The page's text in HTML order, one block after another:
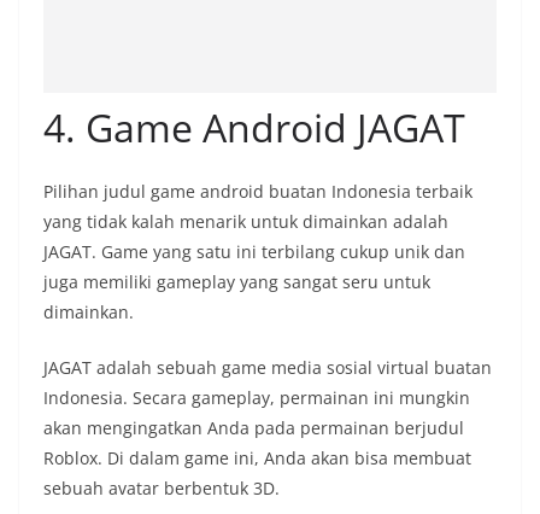
4. Game Android JAGAT
Pilihan judul game android buatan Indonesia terbaik
yang tidak kalah menarik untuk dimainkan adalah
JAGAT. Game yang satu ini terbilang cukup unik dan
juga memiliki gameplay yang sangat seru untuk
dimainkan.
JAGAT adalah sebuah game media sosial virtual buatan
Indonesia. Secara gameplay, permainan ini mungkin
akan mengingatkan Anda pada permainan berjudul
Roblox. Di dalam game ini, Anda akan bisa membuat
sebuah avatar berbentuk 3D.